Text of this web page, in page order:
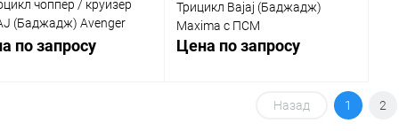
чоппер / круизер
(Баджадж) Avenger
220 DTS - i (2021) с ПТС
по запросу
Трицикл Bajaj (Баджадж)
Maxima с ПСМ
Цена по запросу
Назад 1 2